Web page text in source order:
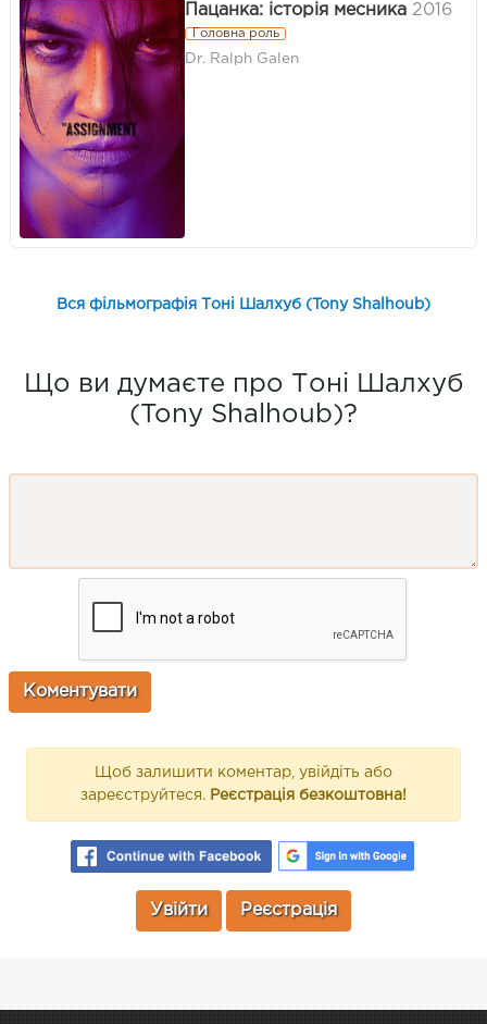
Пацанка: історія месника 2016
Головна роль
Dr. Ralph Galen
Вся фільмографія Тоні Шалхуб (Tony Shalhoub)
Що ви думаєте про Тоні Шалхуб
(Tony Shalhoub)?
Щоб залишити коментар, увійдіть або
зареєструйтеся. Реєстрація безкоштовна!
Увійти Реєстрація